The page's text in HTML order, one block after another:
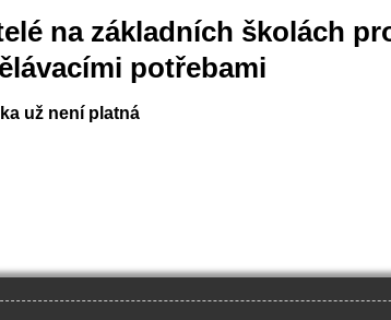
na základních školách
potřebami
už není platná